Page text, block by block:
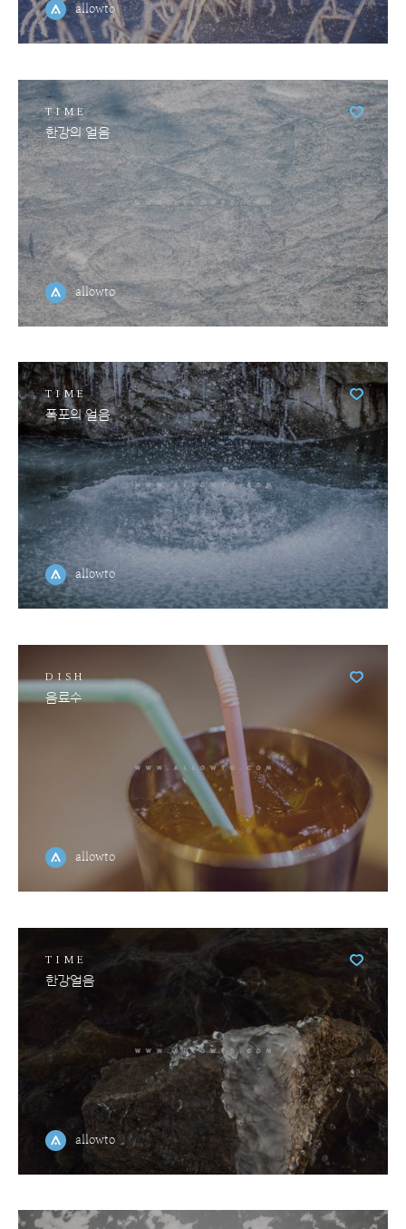
allowto
TIME
한강의 얼음
allowto
TIME
폭포의 얼음
allowto
DISH
음료수
allowto
TIME
한강얼음
allowto